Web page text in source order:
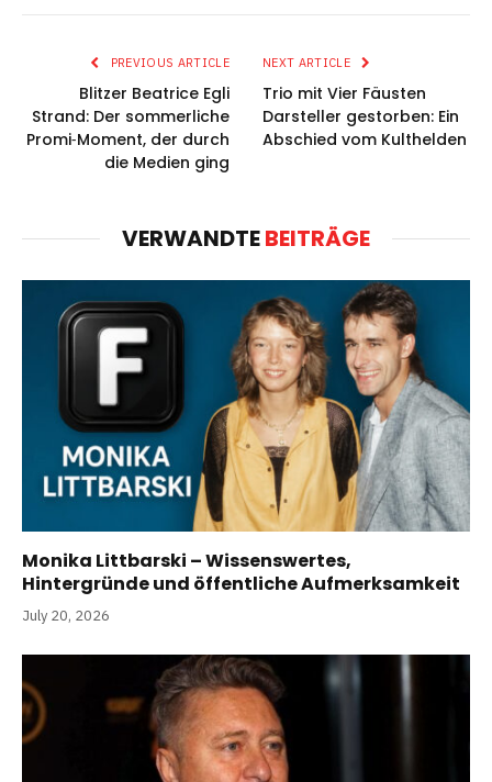
PREVIOUS ARTICLE
Blitzer Beatrice Egli
Strand: Der sommerliche
Promi‑Moment, der durch
die Medien ging
NEXT ARTICLE
Trio mit Vier Fäusten
Darsteller gestorben: Ein
Abschied vom Kulthelden
VERWANDTEBEITRÄGE
Monika Littbarski – Wissenswertes,
Hintergründe und öffentliche Aufmerksamkeit
July 20, 2026